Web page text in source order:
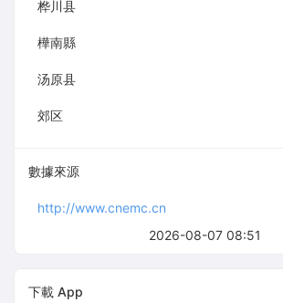
2026-08-07 08:51
桦川县
樺南縣
汤原县
郊区
數據來源
http://www.cnemc.cn
下載 App